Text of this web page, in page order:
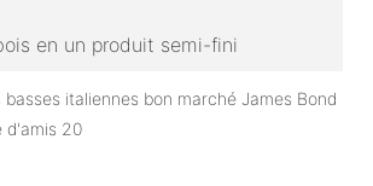
en un produit semi-fini